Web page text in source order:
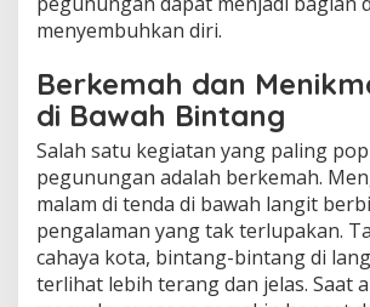
menyembuhkan diri.
Berkemah dan
di Bawah Bintang
Salah satu kegiatan yang paling
pegunungan adalah berkemah.
malam di tenda di bawah langit
pengalaman yang tak terlupakan.
cahaya kota, bintang-bintang di
terlihat lebih terang dan jelas. Saat